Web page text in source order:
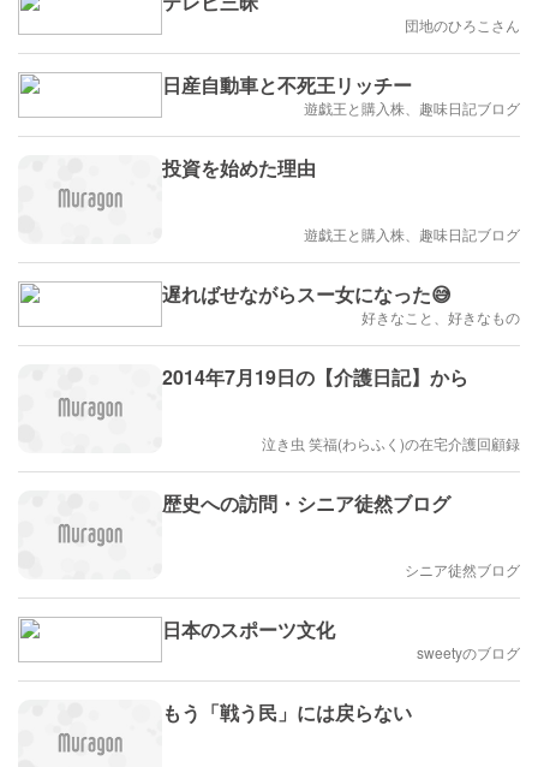
団地のひろこさん
日産自動車と不死王リッチー
遊戯王と購入株、趣味日記ブログ
投資を始めた理由
遊戯王と購入株、趣味日記ブログ
遅ればせながらスー女になった😅
好きなこと、好きなもの
2014年7月19日の【介護日記】から
泣き虫 笑福(わらふく)の在宅介護回顧録
歴史への訪問・シニア徒然ブログ
シニア徒然ブログ
日本のスポーツ文化
sweetyのブログ
もう「戦う民」には戻らない